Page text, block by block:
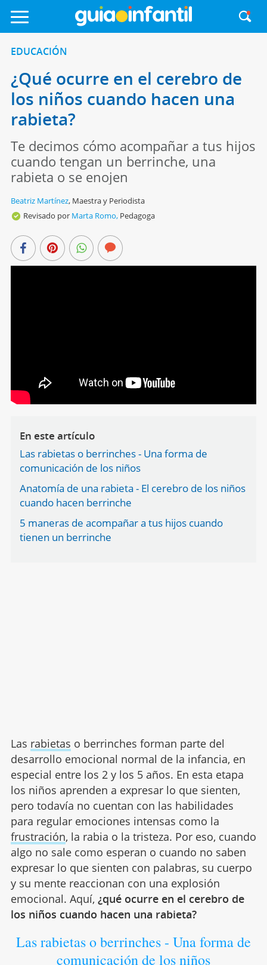
EDUCACIÓN
¿Qué ocurre en el cerebro de
los niños cuando hacen una
rabieta?
Te decimos cómo acompañar a tus hijos
cuando tengan un berrinche, una
rabieta o se enojen
Beatriz Martínez, Maestra y Periodista
Revisado por Marta Romo, Pedagoga
En este artículo
Las rabietas o berrinches - Una forma de
comunicación de los niños
Anatomía de una rabieta - El cerebro de los niños
cuando hacen berrinche
5 maneras de acompañar a tus hijos cuando
tienen un berrinche
Las rabietas o berrinches forman parte del
desarrollo emocional normal de la infancia, en
especial entre los 2 y los 5 años. En esta etapa
los niños aprenden a expresar lo que sienten,
pero todavía no cuentan con las habilidades
para regular emociones intensas como la
frustración, la rabia o la tristeza. Por eso, cuando
algo no sale como esperan o cuando no saben
expresar lo que sienten con palabras, su cuerpo
y su mente reaccionan con una explosión
emocional. Aquí, ¿qué ocurre en el cerebro de
los niños cuando hacen una rabieta?
Las rabietas o berrinches - Una forma de
comunicación de los niños